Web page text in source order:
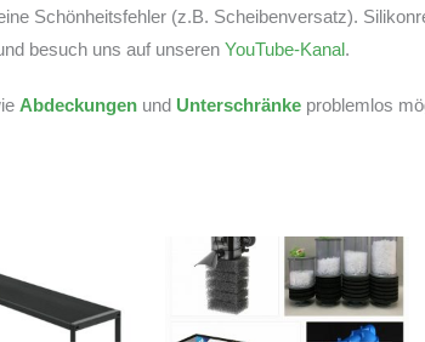
Schönheitsfehler (z.B. Scheibenversatz).
besuch uns auf unseren YouTube-Kanal.
Abdeckungen und Unterschränke problemlos